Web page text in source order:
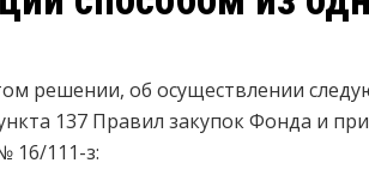
решении, об осуществлении
137 Правил закупок Фонда и
16/111-з: